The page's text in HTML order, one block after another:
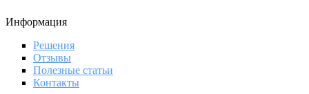
Информация
Решения
Отзывы
Полезные статьи
Контакты